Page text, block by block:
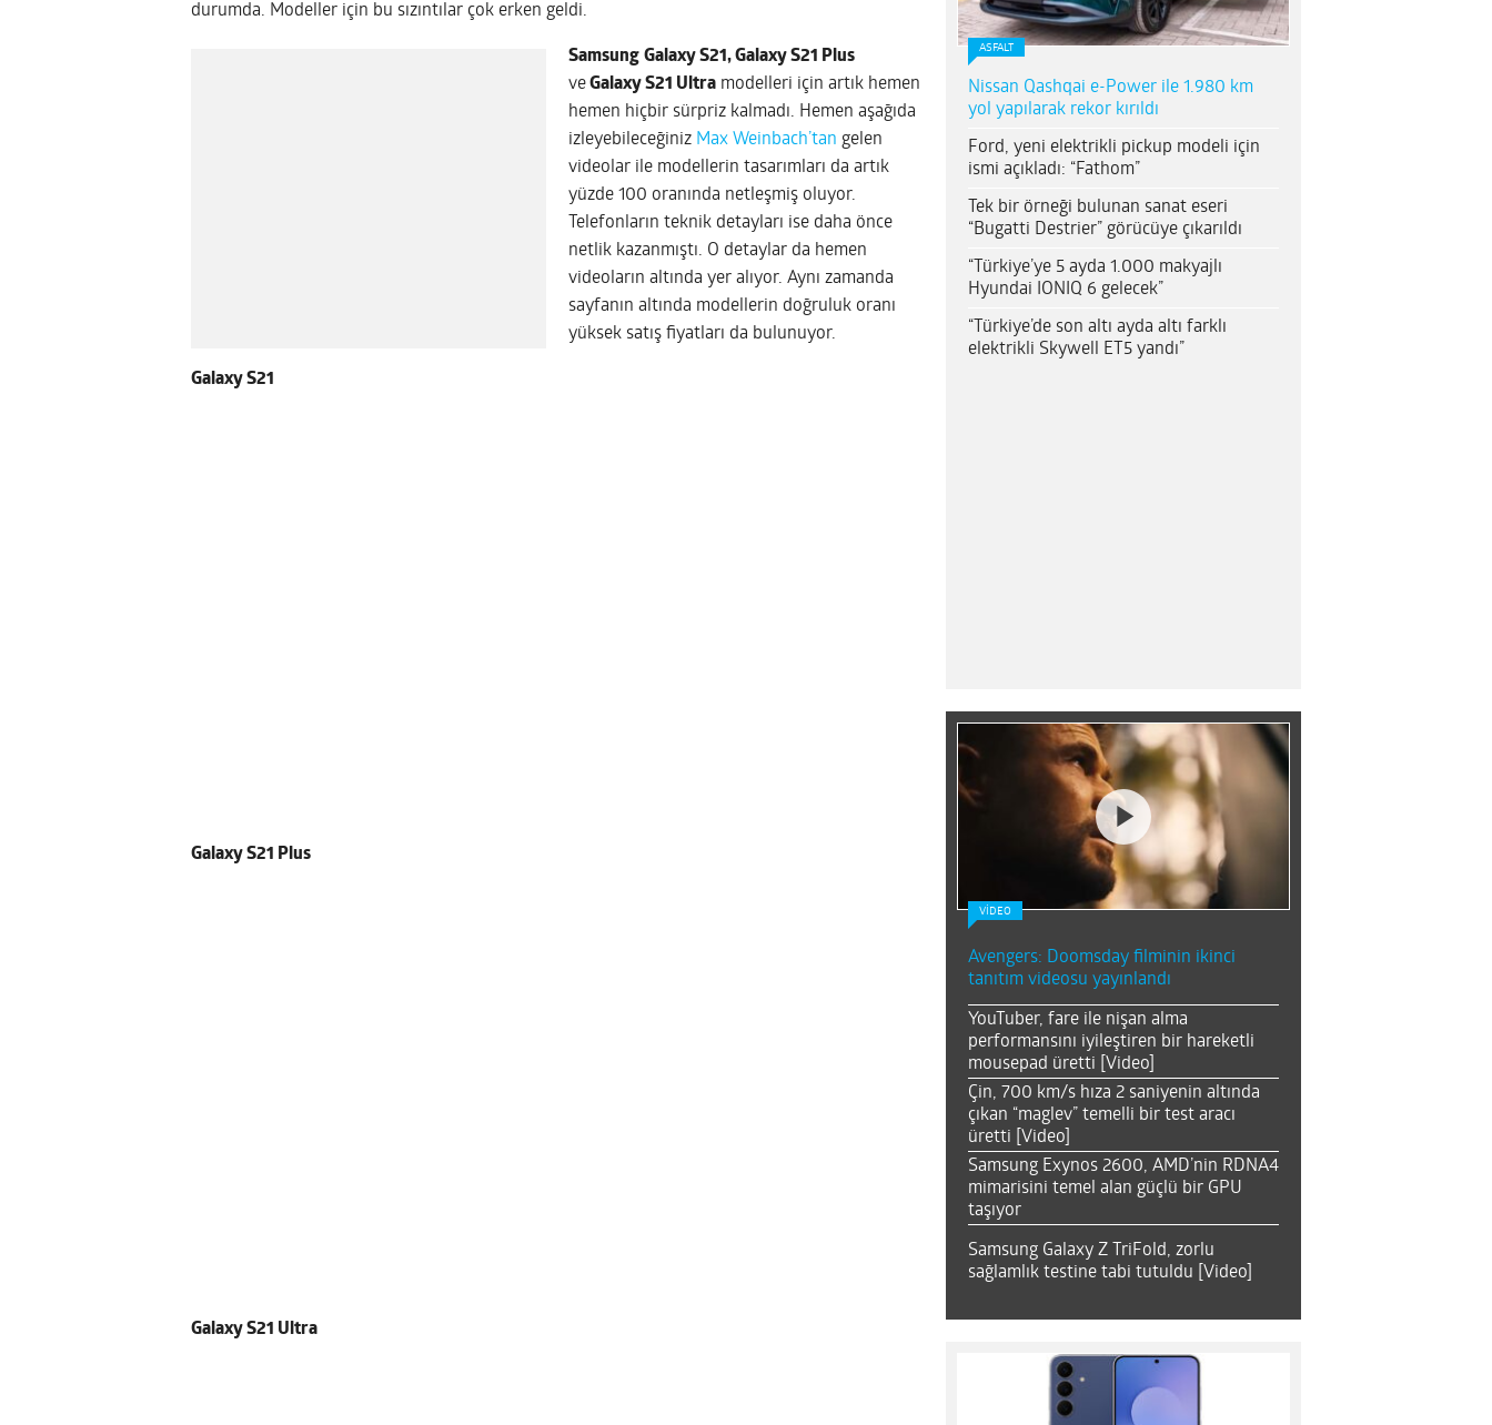
durumda. Modeller için bu sızıntılar çok erken geldi.
Samsung Galaxy S21, Galaxy S21 Plus
veGalaxy S21 Ultra modelleri için artık hemen
hemen hiçbir sürpriz kalmadı. Hemen aşağıda
izleyebileceğiniz Max Weinbach’tan gelen
videolar ile modellerin tasarımları da artık
yüzde 100 oranında netleşmiş oluyor.
Telefonların teknik detayları ise daha önce
netlik kazanmıştı. O detaylar da hemen
videoların altında yer alıyor. Aynı zamanda
sayfanın altında modellerin doğruluk oranı
yüksek satış fiyatları da bulunuyor.
Galaxy S21
Galaxy S21 Plus
Galaxy S21 Ultra
ASFALT
Nissan Qashqai e-Power ile 1.980 km
yol yapılarak rekor kırıldı
Ford, yeni elektrikli pickup modeli için
ismi açıkladı: “Fathom”
Tek bir örneği bulunan sanat eseri
“Bugatti Destrier” görücüye çıkarıldı
“Türkiye’ye 5 ayda 1.000 makyajlı
Hyundai IONIQ 6 gelecek”
“Türkiye’de son altı ayda altı farklı
elektrikli Skywell ET5 yandı”
VİDEO
Avengers: Doomsday filminin ikinci
tanıtım videosu yayınlandı
YouTuber, fare ile nişan alma
performansını iyileştiren bir hareketli
mousepad üretti [Video]
Çin, 700 km/s hıza 2 saniyenin altında
çıkan “maglev” temelli bir test aracı
üretti [Video]
Samsung Exynos 2600, AMD’nin RDNA4
mimarisini temel alan güçlü bir GPU
taşıyor
Samsung Galaxy Z TriFold, zorlu
sağlamlık testine tabi tutuldu [Video]